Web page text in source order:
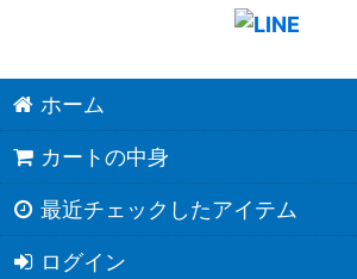
ホーム
カートの中身
最近チェックしたアイテム
ログイン